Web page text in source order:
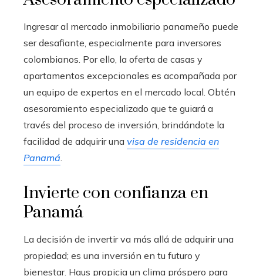
Ingresar al mercado inmobiliario panameño puede
ser desafiante, especialmente para inversores
colombianos. Por ello, la oferta de casas y
apartamentos excepcionales es acompañada por
un equipo de expertos en el mercado local. Obtén
asesoramiento especializado que te guiará a
través del proceso de inversión, brindándote la
facilidad de adquirir una visa de residencia en
Panamá
Invierte con confianza en
Panamá
La decisión de invertir va más allá de adquirir una
propiedad; es una inversión en tu futuro y
bienestar. Haus propicia un clima próspero para